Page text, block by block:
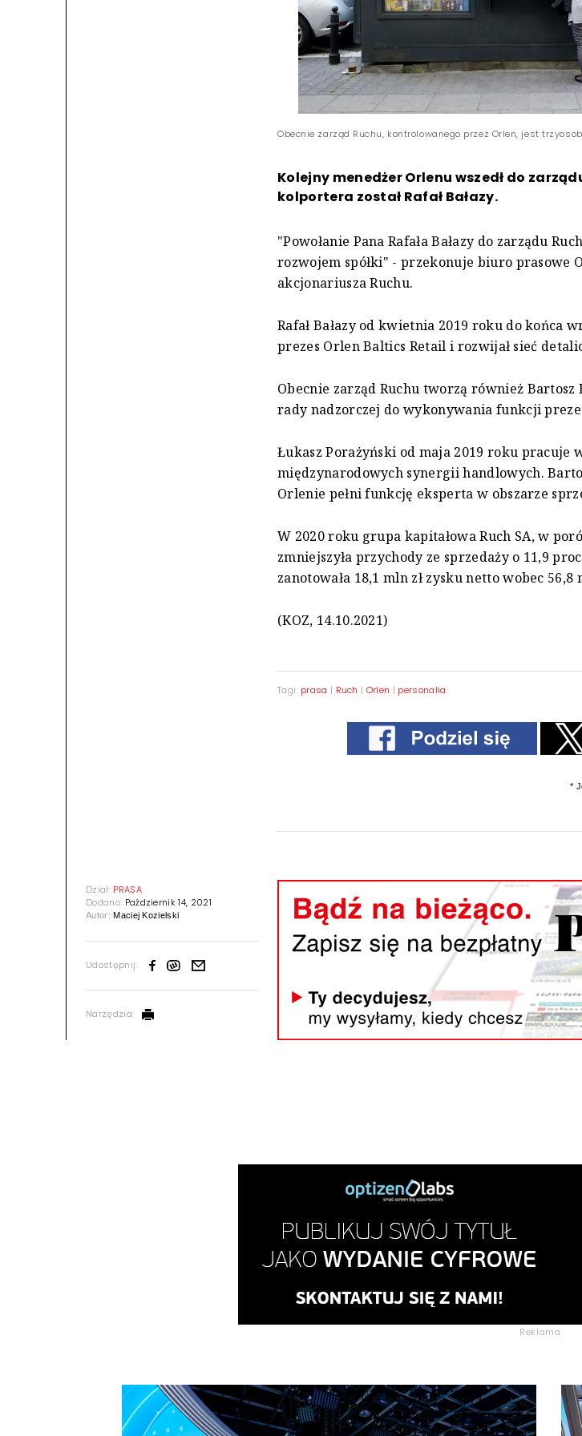
Dział: PRASA
Dodano: Październik 14, 2021
Autor:Maciej Kozielski
Udostępnij:
Narzędzia:
Obecnie zarząd Ruchu, kontrolowanego przez Orlen, jest
Kolejny menedżer Orlenu wszedł do
kolportera został Rafał Bałazy.
"Powołanie Pana Rafała Bałazy do zarządu
rozwojem spółki" - przekonuje biuro prasowe
akcjonariusza Ruchu.
Rafał Bałazy od kwietnia 2019 roku do końca
prezes Orlen Baltics Retail i rozwijał sieć
Obecnie zarząd Ruchu tworzą również
rady nadzorczej do wykonywania funkcji
Łukasz Porażyński od maja 2019 roku pracuje
międzynarodowych synergii handlowych.
Orlenie pełni funkcję eksperta w obszarze
W 2020 roku grupa kapitałowa Ruch SA, w
zmniejszyła przychody ze sprzedaży o 11,9
zanotowała 18,1 mln zł zysku netto wobec
(KOZ, 14.10.2021)
Tagi: prasa | Ruch | Orlen | personalia
*
Reklama